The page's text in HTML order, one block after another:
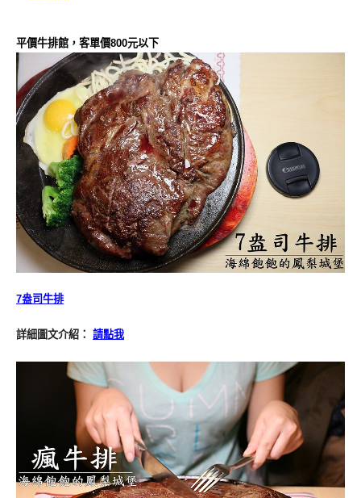
平價牛排館，客單價800元以下
7盎司牛排
詳細圖文介紹： 請點我